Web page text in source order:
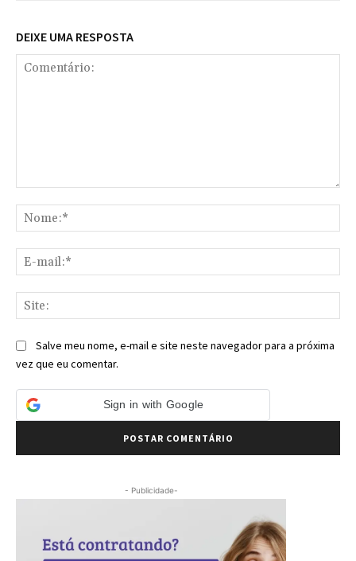
DEIXE UMA RESPOSTA
Salve meu nome, e-mail e site neste navegador para a próxima
vez que eu comentar.
Sign in with Google
- Publicidade-